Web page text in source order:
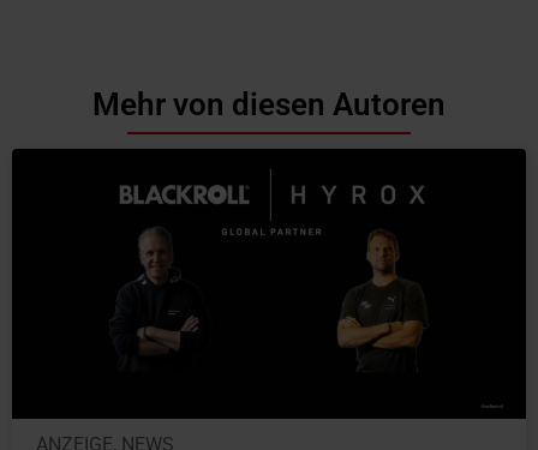
Mehr von diesen Autoren
ANZEIGE, NEWS